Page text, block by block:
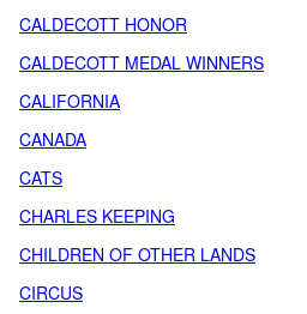
CALDECOTT HONOR
CALDECOTT MEDAL WINNERS
CALIFORNIA
CANADA
CATS
CHARLES KEEPING
CHILDREN OF OTHER LANDS
CIRCUS